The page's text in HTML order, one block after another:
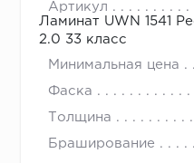
Артикул
Ламинат UWN 1541
2.0 33 класс
Минимальная цена
Фаска
Толщина
Браширование
Коричневый оттенок